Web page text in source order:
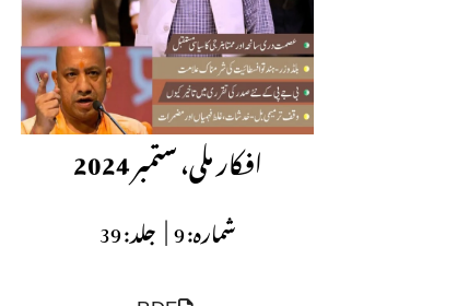
افکار ملی، ستمبر 2024
شمارہ:9 | جلد:39